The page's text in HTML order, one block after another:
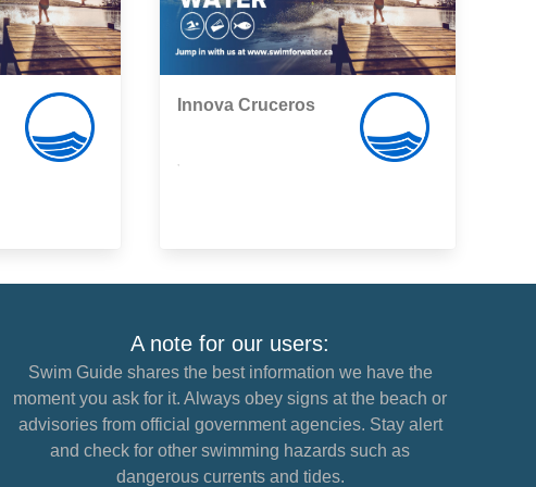
Innova Cruceros
A note for our users:
Swim Guide shares the best information we have the
moment you ask for it. Always obey signs at the beach or
advisories from official government agencies. Stay alert
and check for other swimming hazards such as
dangerous currents and tides.